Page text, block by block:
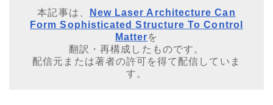
本記事は、
New Laser Architecture Can
Form Sophisticated Structure To Control
Matterを
翻訳・再構成したものです。
配信元または著者の許可を得て配信していま
す。